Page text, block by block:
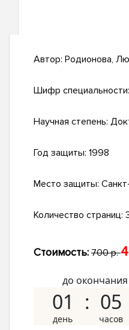
Автор: Родионова,
Шифр специальности:
Научная степень:
Год защиты: 1998
Место защиты:
Количество страниц:
Стоимость: 700 р.
до окончания
01 05